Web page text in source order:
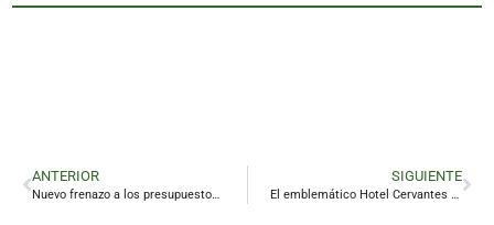
ANTERIOR
Nuevo frenazo a los presupuestos municipales
SIGUIENTE
El emblemático Hotel Cervantes reabrirá sus puertas